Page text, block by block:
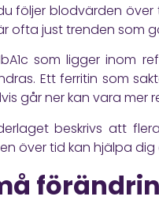
följer blodvärden
ofta just trenden som
som ligger inom
Ett ferritin som
går ner kan vara mer
beskrivs att
över tid kan hjälpa